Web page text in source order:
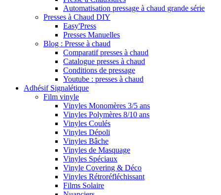
Automatisation pressage à chaud grande série
Presses à Chaud DIY
Easy'Press
Presses Manuelles
Blog : Presse à chaud
Comparatif presses à chaud
Catalogue presses à chaud
Conditions de pressage
Youtube : presses à chaud
Adhésif Signalétique
Film vinyle
Vinyles Monomères 3/5 ans
Vinyles Polymères 8/10 ans
Vinyles Coulés
Vinyles Dépoli
Vinyles Bâche
Vinyles de Masquage
Vinyles Spéciaux
Vinyle Covering & Déco
Vinyles Rétroréfléchissant
Films Solaire